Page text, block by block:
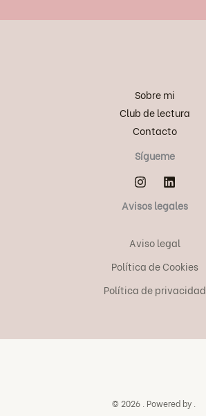
Sobre mi
Club de lectura
Contacto
Sígueme
Avisos legales
Aviso legal
Política de Cookies
Política de privacidad
© 2026 . Powered by .